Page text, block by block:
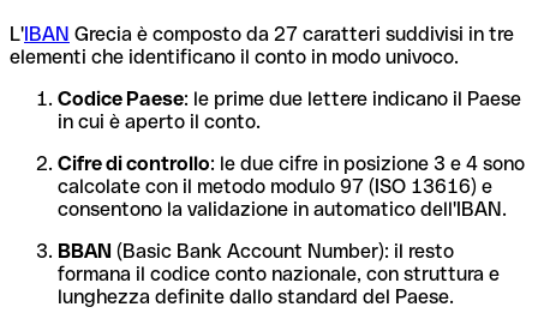
L'IBAN Grecia è composto da 27 caratteri suddivisi in tre
elementi che identificano il conto in modo univoco.
Codice Paese: le prime due lettere indicano il Paese
in cui è aperto il conto.
Cifre di controllo: le due cifre in posizione 3 e 4 sono
calcolate con il metodo modulo 97 (ISO 13616) e
consentono la validazione in automatico dell'IBAN.
BBAN (Basic Bank Account Number): il resto
formana il codice conto nazionale, con struttura e
lunghezza definite dallo standard del Paese.